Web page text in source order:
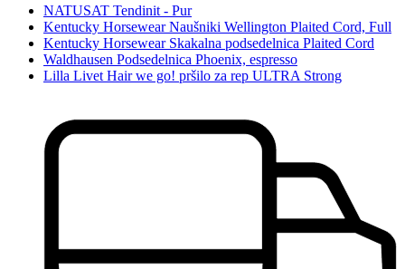
NATUSAT Tendinit - Pur
Kentucky Horsewear Naušniki Wellington Plaited Cord, Full
Kentucky Horsewear Skakalna podsedelnica Plaited Cord
Waldhausen Podsedelnica Phoenix, espresso
Lilla Livet Hair we go! pršilo za rep ULTRA Strong